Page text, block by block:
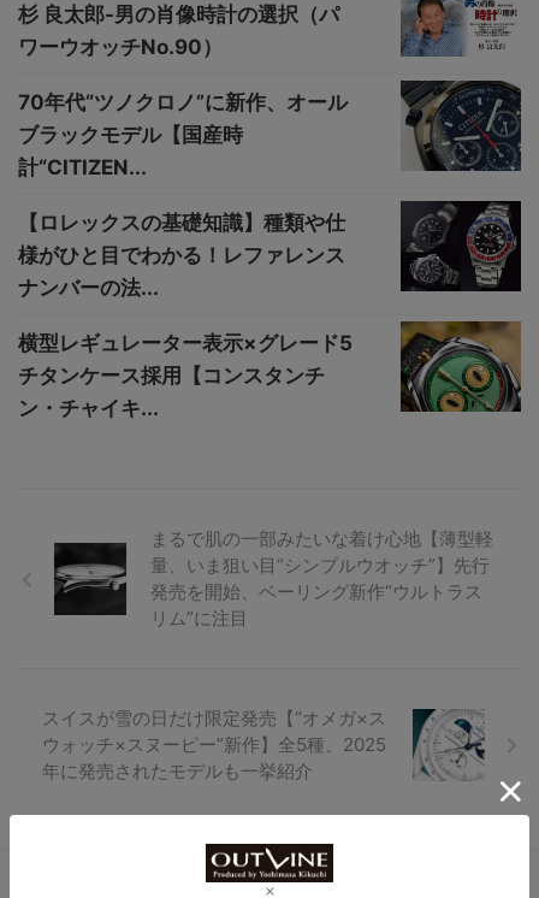
杉 良太郎-男の肖像時計の選択（パ
ワーウオッチNo.90）
70年代“ツノクロノ”に新作、オール
ブラックモデル【国産時
計“CITIZEN...
【ロレックスの基礎知識】種類や仕
様がひと目でわかる！レファレンス
ナンバーの法...
横型レギュレーター表示×グレード5
チタンケース採用【コンスタンチ
ン・チャイキ...
まるで肌の一部みたいな着け心地【薄型軽
量、いま狙い目“シンプルウオッチ”】先行
発売を開始、ベーリング新作“ウルトラス
リム”に注目
スイスが雪の日だけ限定発売【“オメガ×ス
ウォッチ×スヌーピー”新作】全5種、2025
年に発売されたモデルも一挙紹介